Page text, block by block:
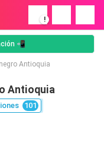
!
📲
Antioquia
Antioquia
101